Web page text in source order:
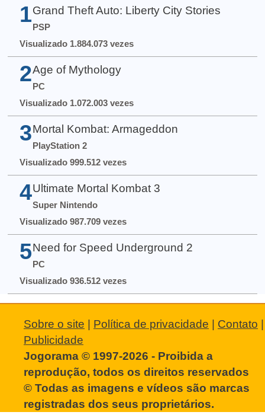
1 Grand Theft Auto: Liberty City Stories
PSP
Visualizado 1.884.073 vezes
2 Age of Mythology
PC
Visualizado 1.072.003 vezes
3 Mortal Kombat: Armageddon
PlayStation 2
Visualizado 999.512 vezes
4 Ultimate Mortal Kombat 3
Super Nintendo
Visualizado 987.709 vezes
5 Need for Speed Underground 2
PC
Visualizado 936.512 vezes
Sobre o site | Política de privacidade | Contato |
Publicidade
Jogorama © 1997-2026 - Proibida a
reprodução, todos os direitos reservados
© Todas as imagens e vídeos são marcas
registradas dos seus proprietários.